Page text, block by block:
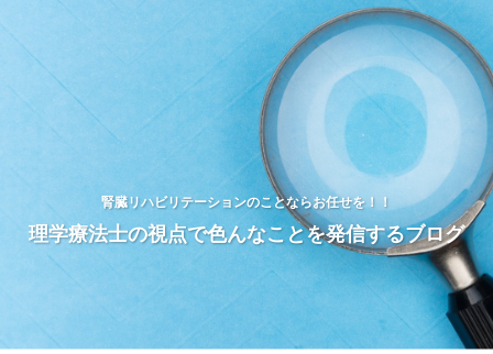
腎臓リハビリテーションのことならお任せを！！
理学療法士の視点で色んなことを発信するブログ